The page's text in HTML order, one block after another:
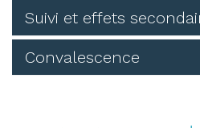
Suivi et effets
Convalescence